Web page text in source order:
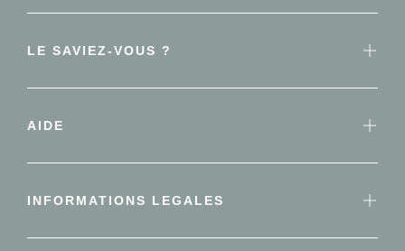
LE SAVIEZ-VOUS ?
AIDE
INFORMATIONS LEGALES